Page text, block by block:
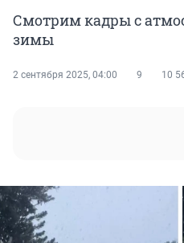
Смотрим кадры с
зимы
2 сентября 2025, 04:00 9 10